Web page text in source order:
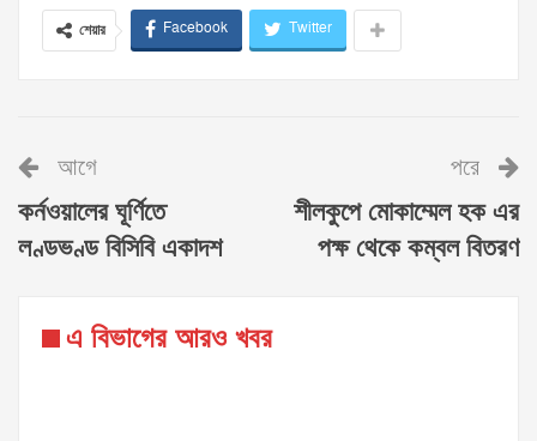
শেয়ার Facebook Twitter
আগে
কর্নওয়ালের ঘূর্ণিতে
লণ্ডভণ্ড বিসিবি একাদশ
পরে
শীলকুপে মোকাম্মেল হক এর
পক্ষ থেকে কম্বল বিতরণ
এ বিভাগের আরও খবর